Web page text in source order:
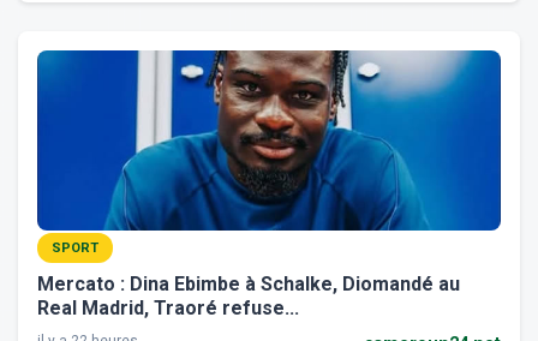
SPORT
Mercato : Dina Ebimbe à Schalke, Diomandé au
Real Madrid, Traoré refuse...